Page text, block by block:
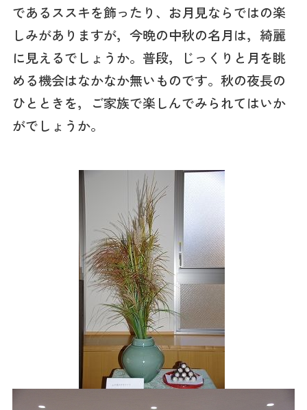
であるススキを飾ったり、お月見ならではの楽
しみがありますが，今晩の中秋の名月は，綺麗
に見えるでしょうか。普段，じっくりと月を眺
める機会はなかなか無いものです。秋の夜長の
ひとときを，ご家族で楽しんでみられてはいか
がでしょうか。